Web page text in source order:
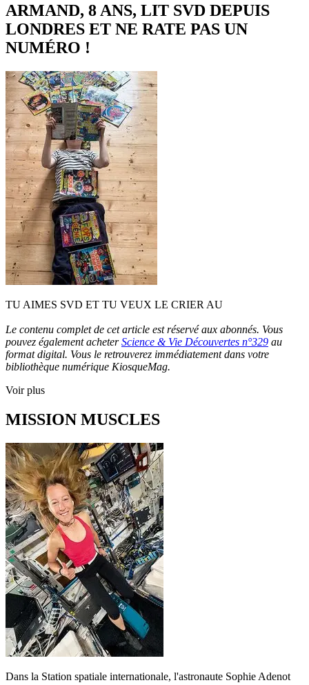
ARMAND, 8 ANS, LIT SVD DEPUIS
LONDRES ET NE RATE PAS UN
NUMÉRO !
TU AIMES SVD ET TU VEUX LE CRIER AU
Le contenu complet de cet article est réservé aux abonnés. Vous
pouvez également acheterScience & Vie Découvertes n°329 au
format digital. Vous le retrouverez immédiatement dans votre
bibliothèque numérique KiosqueMag.
Voir plus
MISSION MUSCLES
Dans la Station spatiale internationale, l'astronaute Sophie Adenot